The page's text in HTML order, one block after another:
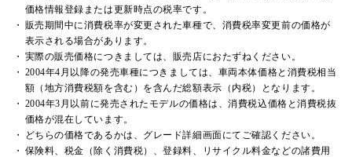
価格情報登録または更新時点の税率です。
販売期間中に消費税率が変更された車種で、消費税率変更前の価格が
表示される場合があります。
実際の販売価格につきましては、販売店におたずねください。
2004年4月以降の発売車種につきましては、車両本体価格と消費税相当
額（地方消費税額を含む）を含んだ総額表示（内税）となります。
2004年3月以前に発売されたモデルの価格は、消費税込価格と消費税抜
価格が混在しています。
どちらの価格であるかは、グレード詳細画面にてご確認ください。
保険料、税金（除く消費税）、登録料、リサイクル料金などの諸費用